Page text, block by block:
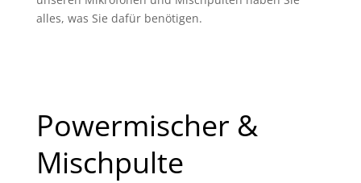
alles, was Sie dafür benötigen.
Powermischer &
Mischpulte